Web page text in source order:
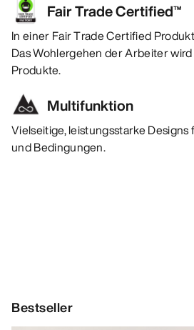
Fair Trade Certified™
In einer Fair Trade Certified
Das Wohlergehen der Arbeiter
Produkte.
Multifunktion
Vielseitige, leistungsstarke
und Bedingungen.
Bestseller